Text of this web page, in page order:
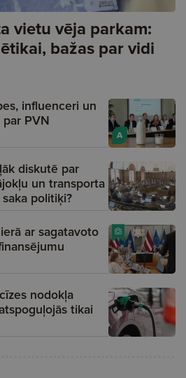
vietu vēja parkam:
bažas par vidi
A
influenceri un
PVN
diskutē par
un transporta
politiķi?
ar sagatavoto
nodokļa
tikai